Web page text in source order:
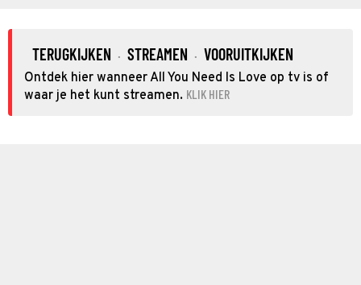
TERUGKIJKEN · STREAMEN · VOORUITKIJKEN
Ontdek hier wanneer All You Need Is Love op tv is of
waar je het kunt streamen. KLIK HIER